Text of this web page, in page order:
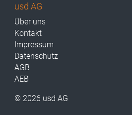
usd AG
Über uns
Kontakt
Impressum
Datenschutz
AGB
AEB
© 2026 usd AG